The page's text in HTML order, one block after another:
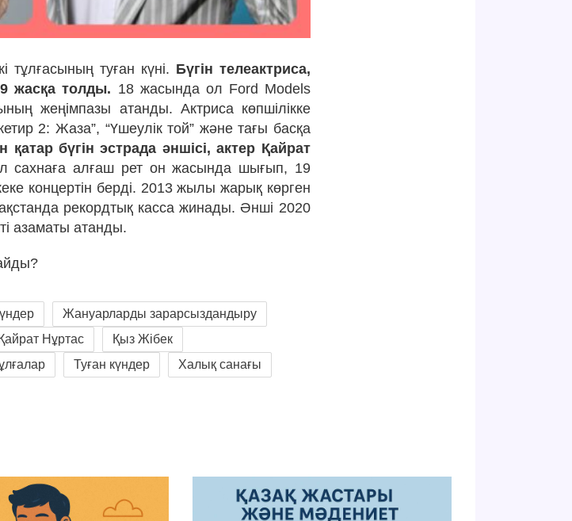
тұлғасының туған күні. Бүгін телеактриса,
жасқа толды. 18 жасында ол Ford Models
жеңімпазы атанды. Актриса көпшілікке
2: Жаза”, “Үшеулік той” және тағы басқа
бүгін эстрада әншісі, актер Қайрат
сахнаға алғаш рет он жасында шығып, 19
концертін берді. 2013 жылы жарық көрген
рекордтық касса жинады. Әнші 2020
азаматы атанды.
Жануарларды зарарсыздандыру
Қайрат Нұртас
Қыз Жібек
Туған күндер Халық санағы